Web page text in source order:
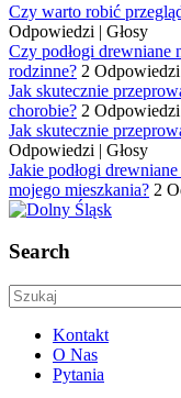
Czy warto robić
Odpowiedzi | Głosy
Czy podłogi drewniane
rodzinne? 2 Odpowiedzi
Jak skutecznie
chorobie? 2 Odpowiedzi
Jak skutecznie
Odpowiedzi | Głosy
Jakie podłogi
mojego mieszkania? 2
Search
Kontakt
O Nas
Pytania